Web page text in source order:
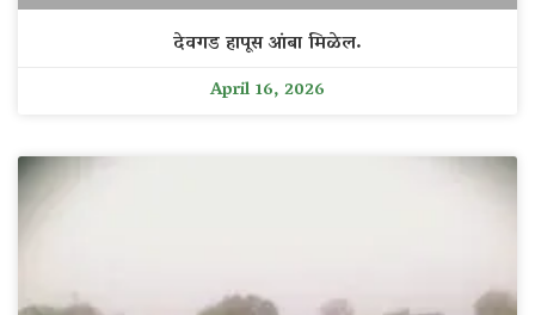
देवगड हापूस आंबा मिळेल.
April 16, 2026